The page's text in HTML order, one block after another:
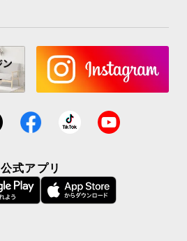
公式アプリ